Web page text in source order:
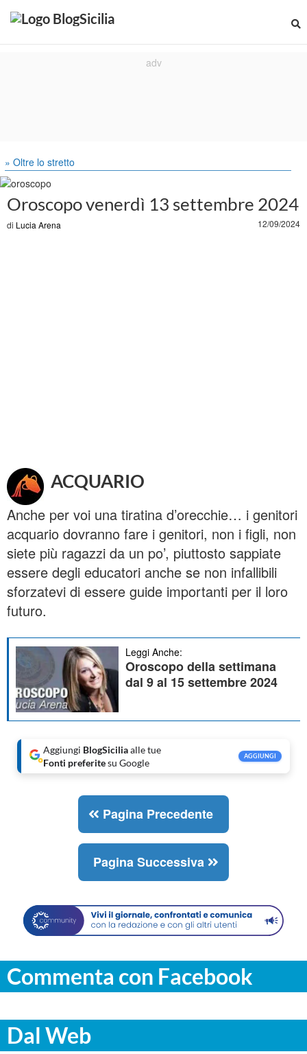
» Oltre lo stretto
Oroscopo venerdì 13 settembre 2024
di Lucia Arena 12/09/2024
ACQUARIO
Anche per voi una tiratina d’orecchie… i genitori
acquario dovranno fare i genitori, non i figli, non
siete più ragazzi da un po’, piuttosto sappiate
essere degli educatori anche se non infallibili
sforzatevi di essere guide importanti per il loro
futuro.
Leggi Anche:
Oroscopo della settimana
dal 9 al 15 settembre 2024
Aggiungi BlogSiciliaalle tue
Fonti preferitesu Google
AGGIUNGI
Pagina Precedente
Pagina Successiva
Commenta con Facebook
Dal Web